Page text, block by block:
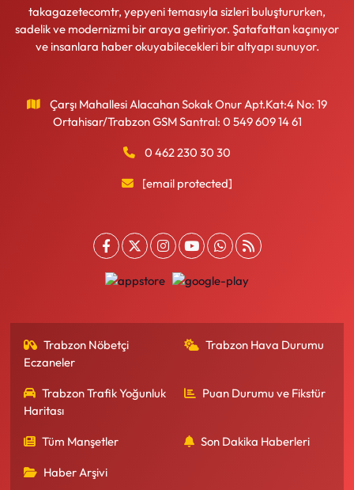
takagazetecomtr, yepyeni temasıyla sizleri buluştururken,
sadelik ve modernizmi bir araya getiriyor. Şatafattan kaçınıyor
ve insanlara haber okuyabilecekleri bir altyapı sunuyor.
Çarşı Mahallesi Alacahan Sokak Onur Apt.Kat:4 No: 19
Ortahisar/Trabzon GSM Santral: 0 549 609 14 61
0 462 230 30 30
[email protected]
Trabzon Nöbetçi
Eczaneler
Trabzon Hava Durumu
Trabzon Trafik Yoğunluk
Haritası
Puan Durumu ve Fikstür
Tüm Manşetler Son Dakika Haberleri
Haber Arşivi